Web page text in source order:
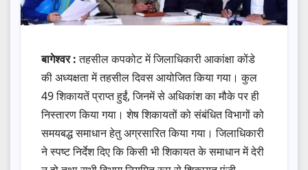
बागेश्वर :तहसील कपकोट में जिलाधिकारी आकांक्षा कोंडे
की अध्यक्षता में तहसील दिवस आयोजित किया गया। कुल
49 शिकायतें प्राप्त हुईं, जिनमें से अधिकांश का मौके पर ही
निस्तारण किया गया। शेष शिकायतों को संबंधित विभागों को
समयबद्ध समाधान हेतु अग्रसारित किया गया। जिलाधिकारी
ने स्पष्ट निर्देश दिए कि किसी भी शिकायत के समाधान में देरी